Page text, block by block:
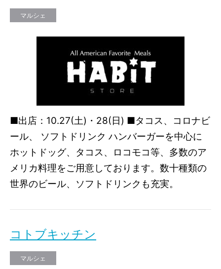
マルシェ
■出店：10.27(土)・28(日) ■タコス、コロナビ
ール、 ソフトドリンク ハンバーガーを中心に
ホットドッグ、タコス、ロコモコ等、多数のア
メリカ料理をご用意しております。数十種類の
世界のビール、ソフトドリンクも充実。
コトブキッチン
マルシェ